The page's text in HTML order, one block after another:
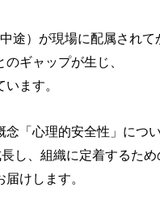
途）が現場に配属されて
ギャップが生じ、
ます。
「心理的安全性」につい
し、組織に定着するた
けします。